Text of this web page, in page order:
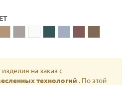
на заказ с
технологий . По этой